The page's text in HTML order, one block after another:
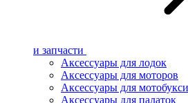
и запчасти
Аксессуары для лодок
Аксессуары для моторов
Аксессуары для
Аксессуары для палаток